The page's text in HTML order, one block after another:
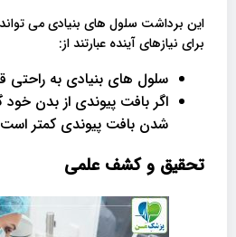
این برداشت سلول های بنیادی می تواند
برای نیازهای آینده عبارتند از:
سلول های بنیادی به
اگر بافت پیوندی از بدن خود
شدن بافت پیوندی کمتر است
تحقیق و کشف علمی